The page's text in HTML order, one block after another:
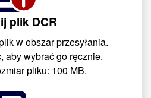
plik DCR
w obszar przesyłania.
aby wybrać go ręcznie.
pliku: 100 MB.